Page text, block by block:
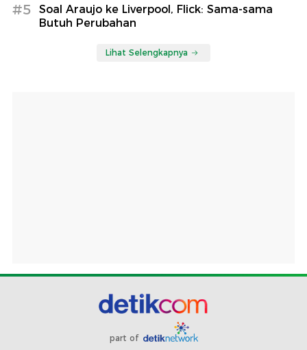
#5
Soal Araujo ke Liverpool, Flick: Sama-sama
Butuh Perubahan
Lihat Selengkapnya
part of